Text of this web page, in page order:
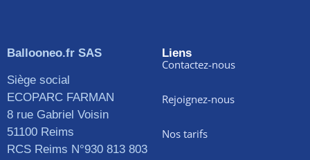
Ballooneo.fr SAS
Siège social
ECOPARC FARMAN
8 rue Gabriel Voisin
51100 Reims
RCS Reims N°930 813 803
Liens
Contactez-nous
Rejoignez-nous
Nos tarifs